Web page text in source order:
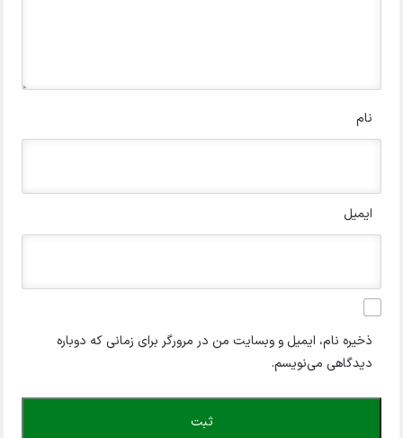
نام
ایمیل
ذخیره نام، ایمیل و وبسایت من در مرورگر برای زمانی که دوباره
دیدگاهی می‌نویسم.